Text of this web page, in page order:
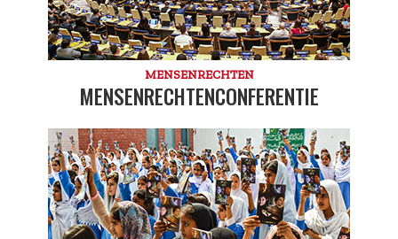
MENSENRECHTEN
MENSENRECHTENCONFERENTIE